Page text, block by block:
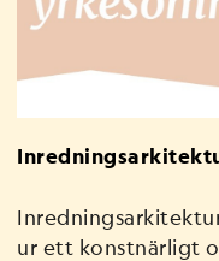
ur ett konstnärligt